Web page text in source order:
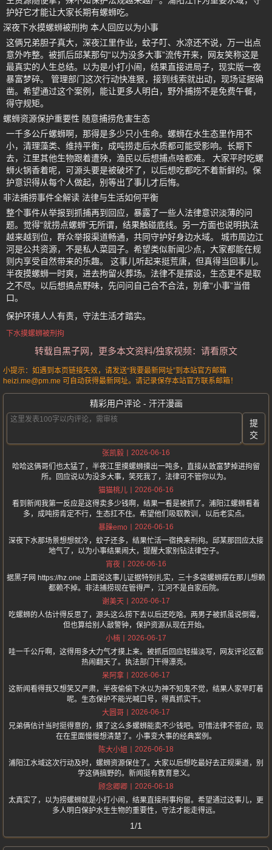
护好它才能让大家长期有螺蛳吃。
深夜下水摸螺蛳被刑拘 本人回应以为小事
这俩兄弟胆子真大，深夜江里作业，蚊子叮、水凉还不说，万一出点
意外咋整。被抓后邱某那句“以为没多大事”流传开来，网友笑称这是
最真实的人生总结。以为是小打小闹，结果直接进局子，现实版一夜
暴富梦碎。 管理部门这次行动快准狠，接到线索就出动，现场证据确
凿。希望通过这个案例，能让更多人明白，野外捕捞不是免费午餐，
得守规矩。
螺蛳资源保护重要性 随意捕捞危害生态
一千多公斤螺蛳啊，那得是多少只小生命。螺蛳在水生态里作用不
小，清理藻类、维持平衡，成吨捞走后水质都可能受影响。长期下
去，江里其他生物跟着遭殃，渔民以后想捕点啥都难。 大家平时吃螺
蛳火锅香着呢，可源头要是被破坏了，以后想吃都吃不着新鲜的。保
护意识得从每个人做起，别等出了事儿才后悔。
非法捕捞事件全解读 法律与生活如何平衡
整个事件从举报到抓捕再到回应，暴露了一些人法律意识淡薄的问
题。觉得“就捞点螺蛳”无所谓，结果触碰底线。另一方面也说明执法
越来越到位，群众举报渠道畅通，共同守护好身边水域。 城市周边江
河是公共资源，不是私人菜园子。希望类似新闻少点，大家都能在规
则内享受自然带来的乐趣。 这事儿听起来挺荒唐，但真得当回事儿。
半夜摸螺蛳一时爽，进去拘留火葬场。法律不是摆设，生态更不是取
之不尽。以后想搞点野味，先问问自己合不合法，别拿“小事”当借
口。
保护环境人人有责，守法生活才踏实。
下水摸螺蛳被刑拘
转载自黑子网，更多本文资料/独家视频：请看原文
小提示：如遇到本页链接失效，请发送“我要最新网址”到本站官方邮箱
heizi.me@pm.me 可自动获得最新网址。请记录保存本站官方联系邮箱！
精彩用户评论 - 汗汗漫画
提
交
张凯毅
2026-06-16
哈哈这俩哥们也太猛了，半夜江里摸螺蛳摸出一吨多，直接从致富梦掉进拘留
所。回应说以为没多大事，笑死我了，法律可不管你以为。
猫猫桃儿
2026-06-16
看到新闻我第一反应是这得卖多少钱啊，结果一看是被抓了。浦阳江螺蛳看着
多，成吨捞肯定不行，生态扛不住。希望他们吸取教训，以后老实点。
暴躁emo
2026-06-16
深夜下水那场景想想就冷，蚊子还多，结果忙活一宿换来刑拘。邱某那回应太接
地气了，以为小事结果闹大，提醒大家别钻法律空子。
宵夜
2026-06-16
据黑子网 https://hz.one 上面说这事儿证据特别扎实，三十多袋螺蛳摆在那儿想赖
都赖不掉。非法捕捞现在管得严，江河不是自家后院。
谢美天
2026-06-17
吃螺蛳的人估计得反思了，源头这么捞下去以后还吃啥。两男子被抓虽说倒霉，
但也算给别人敲警钟，保护资源从现在开始。
小楠
2026-06-17
哇一千公斤啊，这得用多大力气才摸上来。被抓后回应轻描淡写，网友评论区都
热闹翻天了。执法部门干得漂亮。
呆阿拿
2026-06-17
这新闻看得我又想笑又严肃，半夜偷偷下水以为神不知鬼不觉，结果人家早盯着
呢。生态保护不能光喊口号，得真抓实干。
大圆哥
2026-06-17
兄弟俩估计当时挺得意的，摸了这么多螺蛳能卖不少钱吧。可惜法律不答应，现
在在里面慢慢想清楚了。小事变大事的经典案例。
陈大小姐
2026-06-18
浦阳江水域这次行动及时，螺蛳资源保住了。大家以后想吃最好去正规渠道，别
学这俩搞野的。新闻挺有教育意义。
顾念卿卿
2026-06-18
太真实了，以为捞螺蛳就是小打小闹，结果直接刑事拘留。希望通过这事儿，更
多人明白保护水生生物的重要性，守法才能走得远。
1/1